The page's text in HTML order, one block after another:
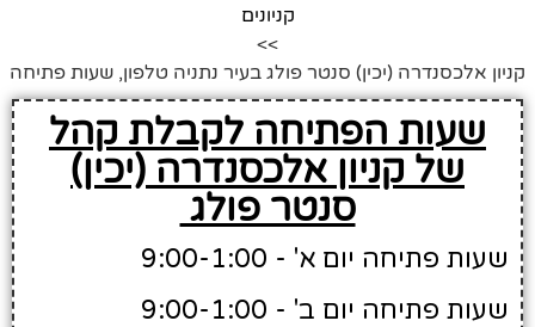
קניונים
>>
קניון אלכסנדרה (יכין) סנטר פולג בעיר נתניה טלפון, שעות פתיחה
שעות הפתיחה לקבלת קהל
של קניון אלכסנדרה (יכין)
סנטר פולג
שעות פתיחה יום א' - 9:00-1:00
שעות פתיחה יום ב' - 9:00-1:00